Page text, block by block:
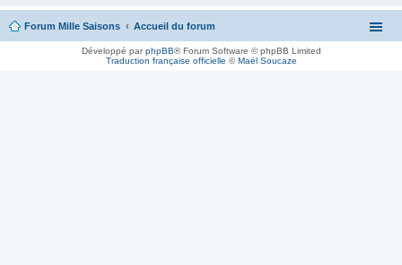
Forum Mille Saisons Accueil du forum
Développé parphpBB® Forum Software © phpBB Limited
Traduction française officielle ©Maël Soucaze